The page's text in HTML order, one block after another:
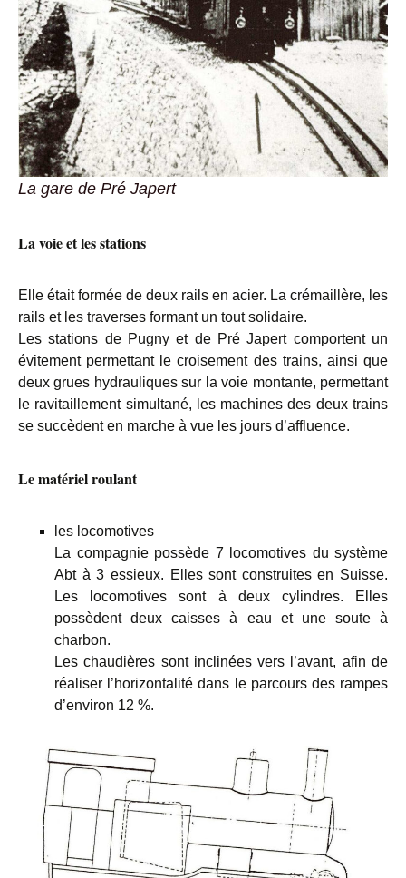
La gare de Pré Japert
La voie et les stations
Elle était formée de deux rails en acier. La crémaillère, les
rails et les traverses formant un tout solidaire.
Les stations de Pugny et de Pré Japert comportent un
évitement permettant le croisement des trains, ainsi que
deux grues hydrauliques sur la voie montante, permettant
le ravitaillement simultané, les machines des deux trains
se succèdent en marche à vue les jours d’affluence.
Le matériel roulant
les locomotives
La compagnie possède 7 locomotives du système
Abt à 3 essieux. Elles sont construites en Suisse.
Les locomotives sont à deux cylindres. Elles
possèdent deux caisses à eau et une soute à
charbon.
Les chaudières sont inclinées vers l’avant, afin de
réaliser l’horizontalité dans le parcours des rampes
d’environ 12 %.